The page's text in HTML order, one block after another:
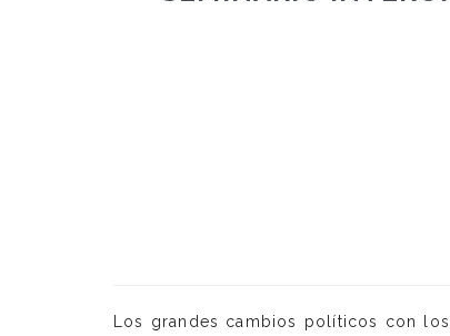
Los grandes cambios políticos con